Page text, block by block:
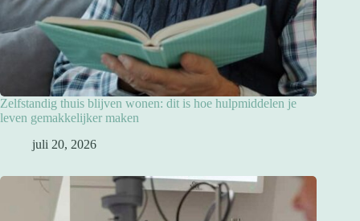
Zelfstandig thuis blijven wonen: dit is hoe hulpmiddelen je
leven gemakkelijker maken
juli 20, 2026